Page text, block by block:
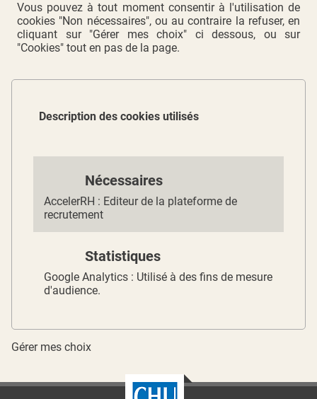
Vous pouvez à tout moment consentir à l'utilisation de
cookies "Non nécessaires", ou au contraire la refuser, en
cliquant sur "Gérer mes choix" ci dessous, ou sur
"Cookies" tout en pas de la page.
Description des cookies utilisés
Nécessaires
AccelerRH : Editeur de la plateforme de
recrutement
Statistiques
Google Analytics : Utilisé à des fins de mesure
d'audience.
Gérer mes choix